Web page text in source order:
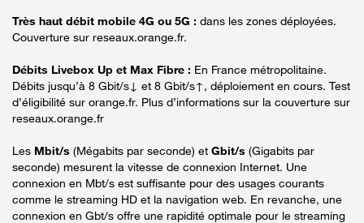
Très haut débit mobile 4G ou 5G : dans les zones déployées.
Couverture sur reseaux.orange.fr.
Débits Livebox Up et Max Fibre : En France métropolitaine.
Débits jusqu’à 8 Gbit/s↓ et 8 Gbit/s↑, déploiement en cours. Test
d’éligibilité sur orange.fr. Plus d’informations sur la couverture sur
reseaux.orange.fr
Les Mbit/s (Mégabits par seconde) et Gbit/s (Gigabits par
seconde) mesurent la vitesse de connexion Internet. Une
connexion en Mbt/s est suffisante pour des usages courants
comme le streaming HD et la navigation web. En revanche, une
connexion en Gbt/s offre une rapidité optimale pour le streaming